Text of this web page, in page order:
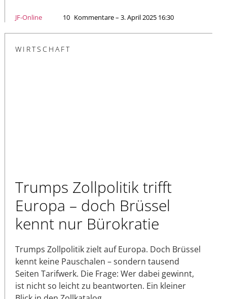
JF-Online 10 Kommentare – 3. April 2025 16:30
WIRTSCHAFT
Trumps Zollpolitik trifft
Europa – doch Brüssel
kennt nur Bürokratie
Trumps Zollpolitik zielt auf Europa. Doch Brüssel
kennt keine Pauschalen – sondern tausend
Seiten Tarifwerk. Die Frage: Wer dabei gewinnt,
ist nicht so leicht zu beantworten. Ein kleiner